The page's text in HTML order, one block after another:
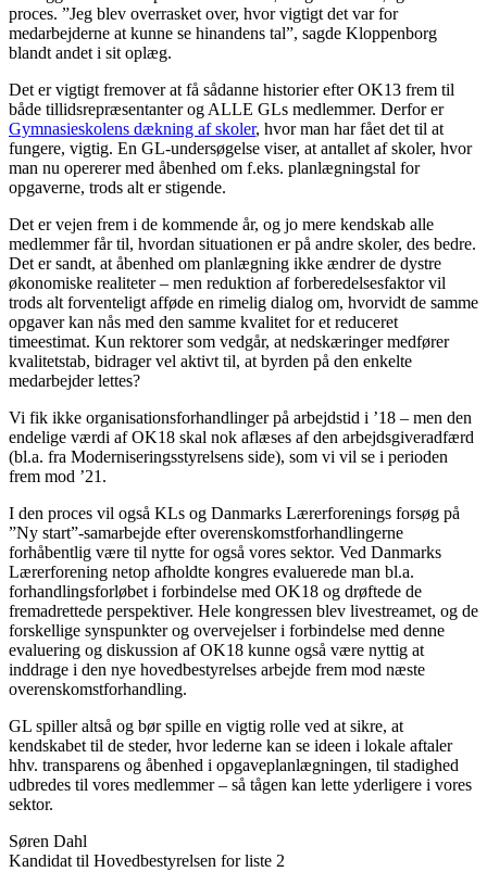
proces. ”Jeg blev overrasket over, hvor vigtigt det var for
medarbejderne at kunne se hinandens tal”, sagde Kloppenborg
blandt andet i sit oplæg.
Det er vigtigt fremover at få sådanne historier efter OK13 frem til
både tillidsrepræsentanter og ALLE GLs medlemmer. Derfor er
Gymnasieskolens dækning af skoler, hvor man har fået det til at
fungere, vigtig. En GL-undersøgelse viser, at antallet af skoler, hvor
man nu opererer med åbenhed om f.eks. planlægningstal for
opgaverne, trods alt er stigende.
Det er vejen frem i de kommende år, og jo mere kendskab alle
medlemmer får til, hvordan situationen er på andre skoler, des bedre.
Det er sandt, at åbenhed om planlægning ikke ændrer de dystre
økonomiske realiteter – men reduktion af forberedelsesfaktor vil
trods alt forventeligt afføde en rimelig dialog om, hvorvidt de samme
opgaver kan nås med den samme kvalitet for et reduceret
timeestimat. Kun rektorer som vedgår, at nedskæringer medfører
kvalitetstab, bidrager vel aktivt til, at byrden på den enkelte
medarbejder lettes?
Vi fik ikke organisationsforhandlinger på arbejdstid i ’18 – men den
endelige værdi af OK18 skal nok aflæses af den arbejdsgiveradfærd
(bl.a. fra Moderniseringsstyrelsens side), som vi vil se i perioden
frem mod ’21.
I den proces vil også KLs og Danmarks Lærerforenings forsøg på
”Ny start”-samarbejde efter overenskomstforhandlingerne
forhåbentlig være til nytte for også vores sektor. Ved Danmarks
Lærerforening netop afholdte kongres evaluerede man bl.a.
forhandlingsforløbet i forbindelse med OK18 og drøftede de
fremadrettede perspektiver. Hele kongressen blev livestreamet, og de
forskellige synspunkter og overvejelser i forbindelse med denne
evaluering og diskussion af OK18 kunne også være nyttig at
inddrage i den nye hovedbestyrelses arbejde frem mod næste
overenskomstforhandling.
GL spiller altså og bør spille en vigtig rolle ved at sikre, at
kendskabet til de steder, hvor lederne kan se ideen i lokale aftaler
hhv. transparens og åbenhed i opgaveplanlægningen, til stadighed
udbredes til vores medlemmer – så tågen kan lette yderligere i vores
sektor.
Søren Dahl
Kandidat til Hovedbestyrelsen for liste 2